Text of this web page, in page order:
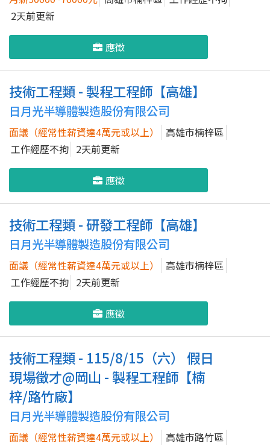
2天前更新
應徵
技術工程類 - 製程工程師【高雄】
日月光半導體製造股份有限公司
面議（經常性薪資達4萬元或以上）
高雄市楠梓區
工作經歷不拘 2天前更新
應徵
技術工程類 - 研發工程師【高雄】
日月光半導體製造股份有限公司
面議（經常性薪資達4萬元或以上）
高雄市楠梓區
工作經歷不拘 2天前更新
應徵
技術工程類 - 115/8/15（六） 假日
現場徵才@岡山 - 製程工程師【楠
梓/路竹廠】
日月光半導體製造股份有限公司
面議（經常性薪資達4萬元或以上）
高雄市路竹區